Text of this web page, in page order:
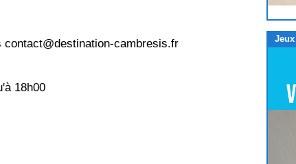
cambresis.fr
18h00
Jeux